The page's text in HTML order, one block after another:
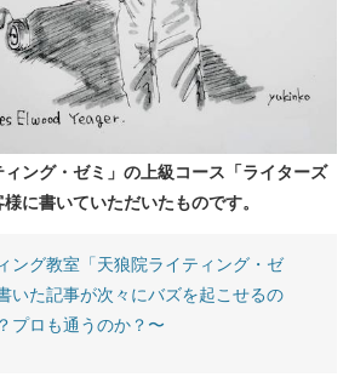
ィング・ゼミ」の上級コース「ライターズ
に書いていただいたものです。
ング教室「天狼院ライティング・ゼ
いた記事が次々にバズを起こせるの
プロも通うのか？〜